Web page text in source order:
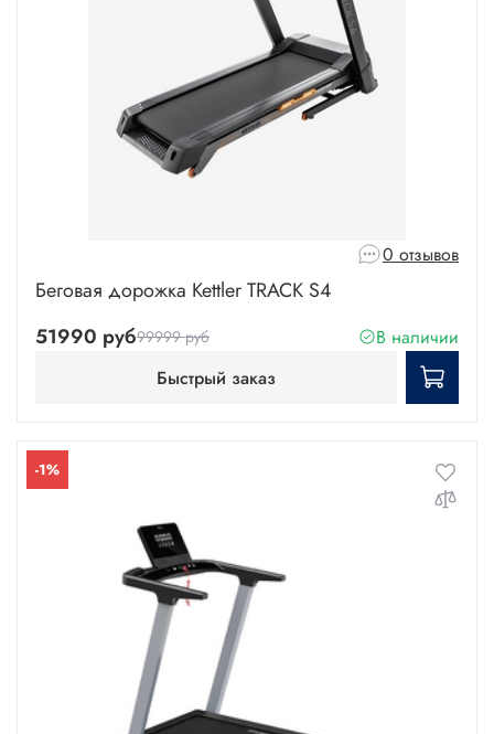
0 отзывов
Беговая дорожка Kettler TRACK S4
51990 руб99999 руб
В наличии
Быстрый заказ
-1%